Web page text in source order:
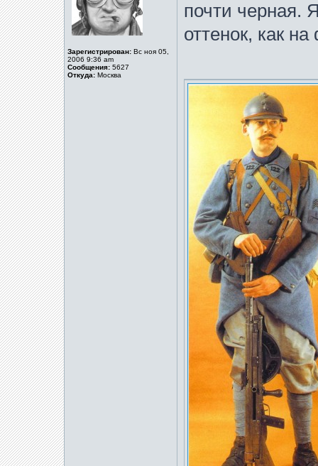
Зарегистрирован: Вс ноя 05,
2006 9:36 am
Сообщения: 5627
Откуда: Москва
почти черная.
оттенок, как